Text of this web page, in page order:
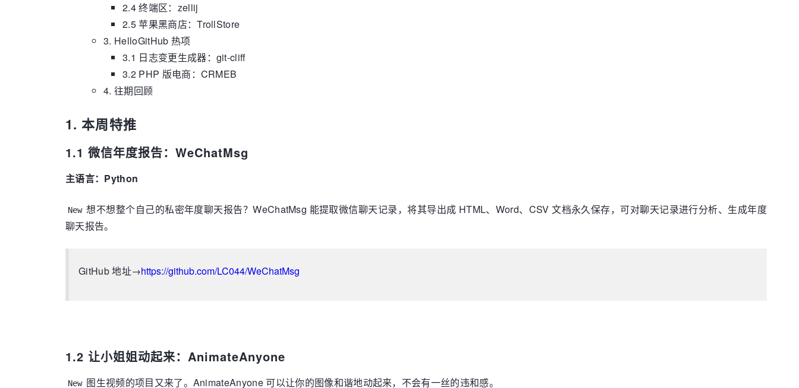
2.4 终端区：zellij
2.5 苹果黑商店：TrollStore
3. HelloGitHub 热项
3.1 日志变更生成器：git-cliff
3.2 PHP 版电商：CRMEB
4. 往期回顾
1. 本周特推
1.1 微信年度报告：WeChatMsg
主语言：Python
New 想不想整个自己的私密年度聊天报告？WeChatMsg 能提取微信聊天记录，将其导出成 HTML、Word、CSV 文档永久保存，可对聊天记录进行分析、生成年度
聊天报告。
GitHub 地址→https://github.com/LC044/WeChatMsg
1.2 让小姐姐动起来：AnimateAnyone
New 图生视频的项目又来了。AnimateAnyone 可以让你的图像和谐地动起来，不会有一丝的违和感。